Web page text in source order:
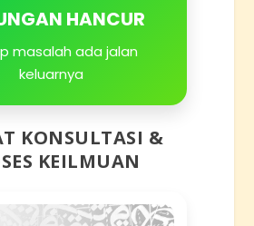
HANCUR
masalah ada jalan
keluarnya
KONSULTASI &
KEILMUAN